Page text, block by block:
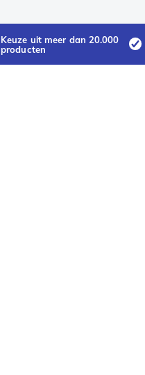
Keuze uit meer dan 20.000
producten